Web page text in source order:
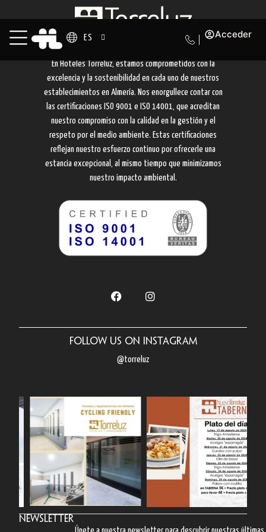
ES Acceder
En Hoteles Torreluz, estamos comprometidos con la
excelencia y la sostenibilidad en cada uno de nuestros
establecimientos en Almería. Nos enorgullece contar con
las certificaciones ISO 9001 e ISO 14001, que acreditan
nuestro compromiso con la calidad en la gestión y el
respeto por el medio ambiente. Estas certificaciones
reflejan nuestro esfuerzo continuo por ofrecerle una
estancia excepcional, al mismo tiempo que minimizamos
nuestro impacto ambiental.
Follow us on Instagram
@torreluz
Newsletter